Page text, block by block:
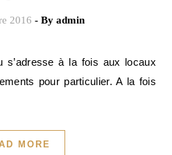
2016 - By admin
pour particulier. A la fois
MORE